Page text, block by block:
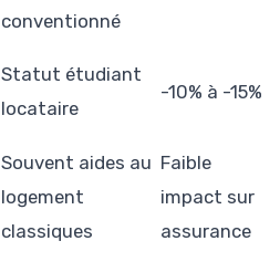
conventionné
Statut étudiant
locataire
-10% à -15%
Souvent aides au
logement
classiques
Faible
impact sur
assurance